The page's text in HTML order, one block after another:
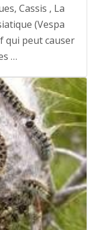
Cassis , La
(Vespa
qui peut causer
…